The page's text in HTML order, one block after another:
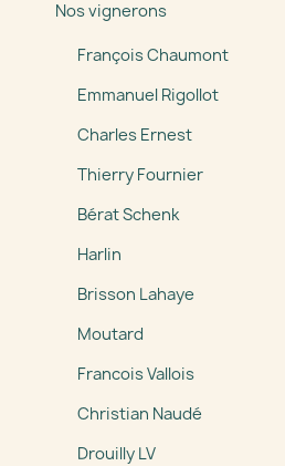
Nos vignerons
François Chaumont
Emmanuel Rigollot
Charles Ernest
Thierry Fournier
Bérat Schenk
Harlin
Brisson Lahaye
Moutard
Francois Vallois
Christian Naudé
Drouilly LV